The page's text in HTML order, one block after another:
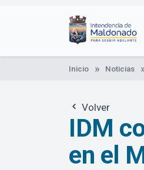
Inicio Noticias
Volver
IDM
en el